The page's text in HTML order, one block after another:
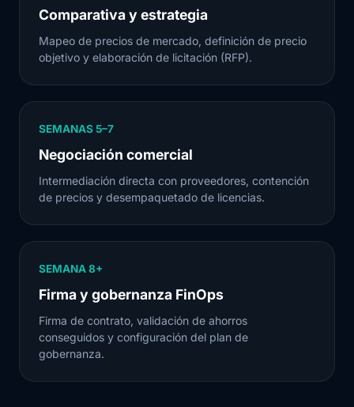
Comparativa y estrategia
Mapeo de precios de mercado, definición de precio
objetivo y elaboración de licitación (RFP).
SEMANAS 5–7
Negociación comercial
Intermediación directa con proveedores, contención
de precios y desempaquetado de licencias.
SEMANA 8+
Firma y gobernanza FinOps
Firma de contrato, validación de ahorros
conseguidos y configuración del plan de
gobernanza.